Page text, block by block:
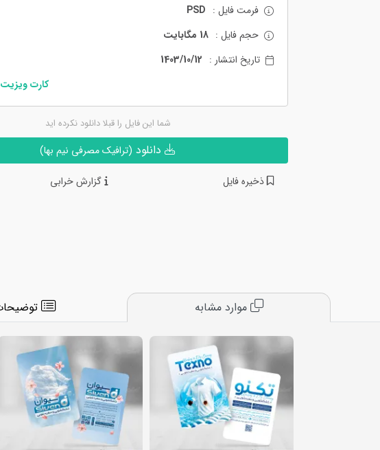
فرمت فایل : PSD
حجم فایل : 18 مگابایت
تاریخ انتشار : 1403/10/12
کارت
شما این فایل را قبلا دانلود نکرده اید
(ترافیک مصرفی نیم بها)
ذخیره فایل گزارش خرابی
موارد مشابه